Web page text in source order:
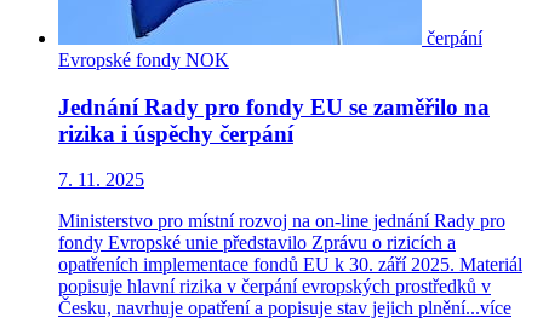
čerpání
Evropské fondy NOK
Jednání Rady pro fondy EU se zaměřilo na
rizika i úspěchy čerpání
7. 11. 2025
Ministerstvo pro místní rozvoj na on-line jednání Rady pro
fondy Evropské unie představilo Zprávu o rizicích a
opatřeních implementace fondů EU k 30. září 2025. Materiál
popisuje hlavní rizika v čerpání evropských prostředků v
Česku, navrhuje opatření a popisuje stav jejich plnění...více